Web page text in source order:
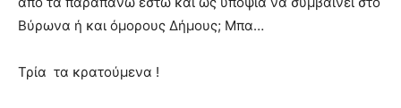
Βύρωνα ή και όμορους Δήμους; Μπα…
Τρία τα κρατούμενα !